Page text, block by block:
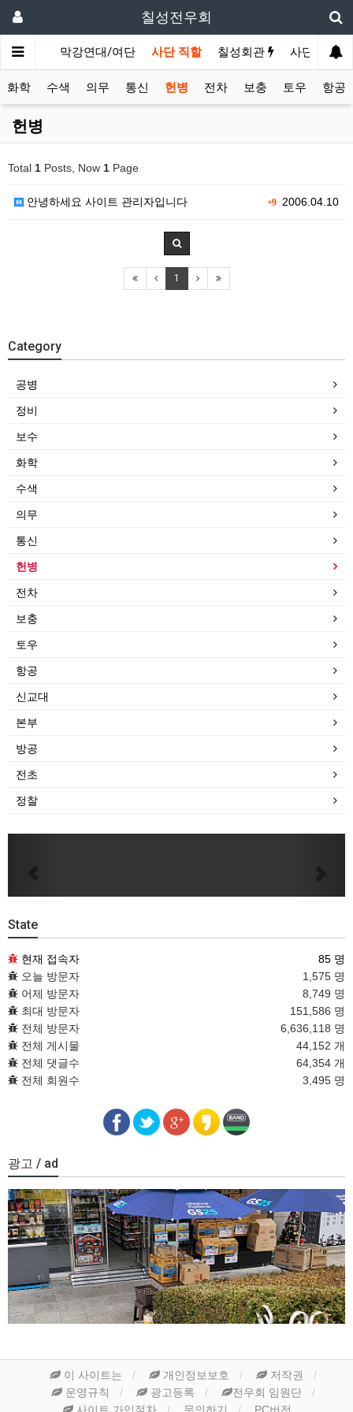
칠성전우회
전망대 막강연대/여단 사단 직할 칠성회관 사단법인
화학 수색 의무 통신 헌병 전차 보충 토우 항공
헌병
Total 1 Posts, Now 1 Page
+92006.04.10
안녕하세요 사이트 관리자입니다
1
Category
공병
정비
보수
화학
수색
의무
통신
헌병
전차
보충
토우
항공
신교대
본부
방공
전초
정찰
State
현재 접속자
85 명
오늘 방문자
1,575 명
어제 방문자
8,749 명
최대 방문자
151,586 명
전체 방문자
6,636,118 명
전체 게시물
44,152 개
전체 댓글수
64,354 개
전체 회원수
3,495 명
광고 / ad
이 사이트는 개인정보보호
저작권
운영규칙
광고등록
전우회 임원단